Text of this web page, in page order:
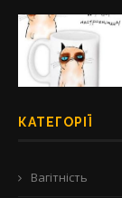
КАТЕГОРІЇ
Вагітність